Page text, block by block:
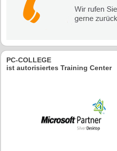
PC-COLLEGE
ist autorisiertes Training Center